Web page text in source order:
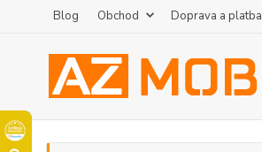
Blog Obchod Doprava a platba